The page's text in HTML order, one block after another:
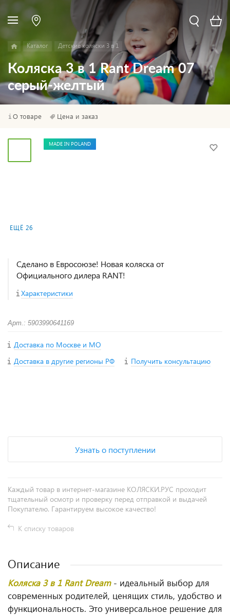
Каталог Детские коляски 3 в 1
Коляска 3 в 1 Rant Dream 07
серый-желтый
О товаре Цена и заказ
ЕЩЁ 26
MADE IN POLAND
Сделано в Евросоюзе! Новая коляска от
Официального дилера RANT!
Характеристики
Арт.: 5903990641169
Доставка по Москве и МО
Доставка в другие регионы РФ
Получить консультацию
Узнать о поступлении
Каждый товар в интернет-магазине КОЛЯСКИ.РУС проходит
тщательный осмотр и проверку перед отправкой и выдачей
Покупателю. Гарантируем высокое качество!
К списку товаров
Описание
Коляска 3 в 1 Rant Dream- идеальный выбор для
современных родителей, ценящих стиль, удобство и
функциональность. Это универсальное решение для